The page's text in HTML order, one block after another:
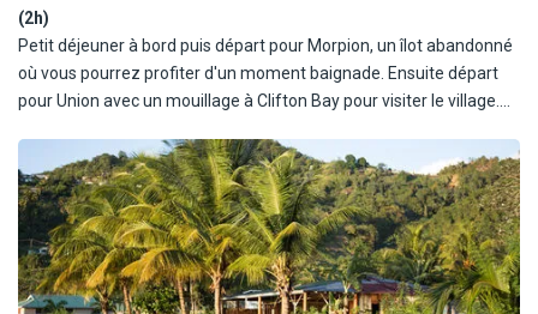
apéritif, dégustation de langouste (du 1/9 au 30/4) ou du
lambi/poisson/poulet (du 1/5 au 31/8).
(2h)
Petit déjeuner à bord puis départ pour Morpion, un îlot abandonné
où vous pourrez profiter d'un moment baignade. Ensuite départ
pour Union avec un mouillage à Clifton Bay pour visiter le village.
devant une grande plage. Moment libre pour snorkeling, paddle,
baignade ou promenade sur la plage. Dîner et nuit à bord.